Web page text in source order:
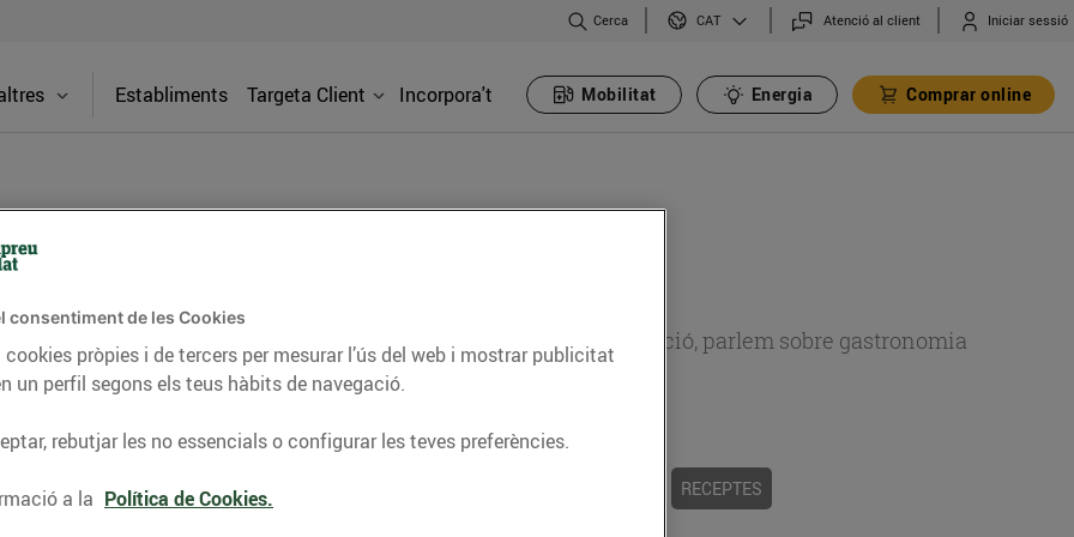
Cerca CAT Atenció al client Iniciar sessió
Establiments Targeta Client Incorpora't Mobilitat Energia Comprar online
consells nutricionals, informació d’actualitat sobre alimentació, parlem sobre gastronomia
del nostre territori i molts altres temes.
CONSELLS I HÀBITS SALUDABLES RECEPTES
consentiment de les Cookies
pròpies i de tercers per mesurar l’ús del web i mostrar publicitat
un perfil segons els teus hàbits de navegació.
rebutjar les no essencials o configurar les teves preferències.
a la Política de Cookies.